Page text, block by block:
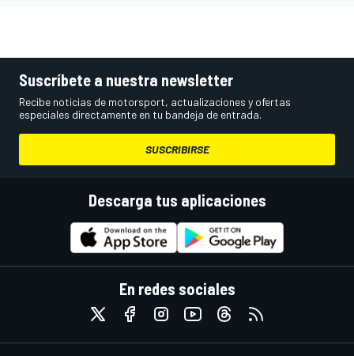
Suscríbete a nuestra newsletter
Recibe noticias de motorsport, actualizaciones y ofertas
especiales directamente en tu bandeja de entrada.
SUSCRIBIRSE
Descarga tus aplicaciones
En redes sociales